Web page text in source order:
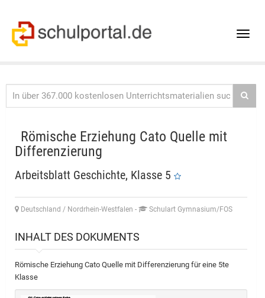
Toggle
Römische Erziehung Cato Quelle mit
Differenzierung
Arbeitsblatt Geschichte, Klasse 5
Deutschland / Nordrhein-Westfalen - Schulart Gymnasium/FOS
INHALT DES DOKUMENTS
Römische Erziehung Cato Quelle mit Differenzierung für eine 5te
Klasse